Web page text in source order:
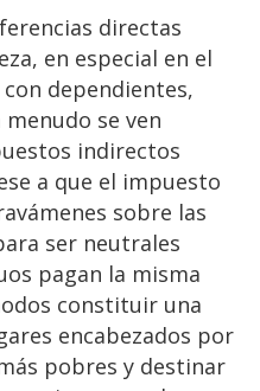
directas
en especial en el
dependientes,
se ven
indirectos
a que el impuesto
sobre las
ser neutrales
pagan la misma
constituir una
encabezados por
pobres y destinar